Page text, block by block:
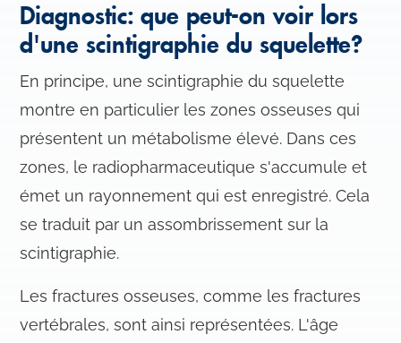
Diagnostic: que peut-on voir lors
d'une scintigraphie du squelette?
En principe, une scintigraphie du squelette
montre en particulier les zones osseuses qui
présentent un métabolisme élevé. Dans ces
zones, le radiopharmaceutique s'accumule et
émet un rayonnement qui est enregistré. Cela
se traduit par un assombrissement sur la
scintigraphie.
Les fractures osseuses, comme les fractures
vertébrales, sont ainsi représentées. L'âge